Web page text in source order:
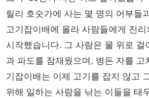
릴리 호숫가에 사는 몇 명의 어부들
고기잡이배에 올라 사람들에게 진리
시작했습니다. 그 사람은 물 위로 걸
과 파도를 잠재웠으며, 병든 자를 고
기잡이배는 이제 고기를 잡지 않고
위해 일하는 사람을 낚는 이들을 태